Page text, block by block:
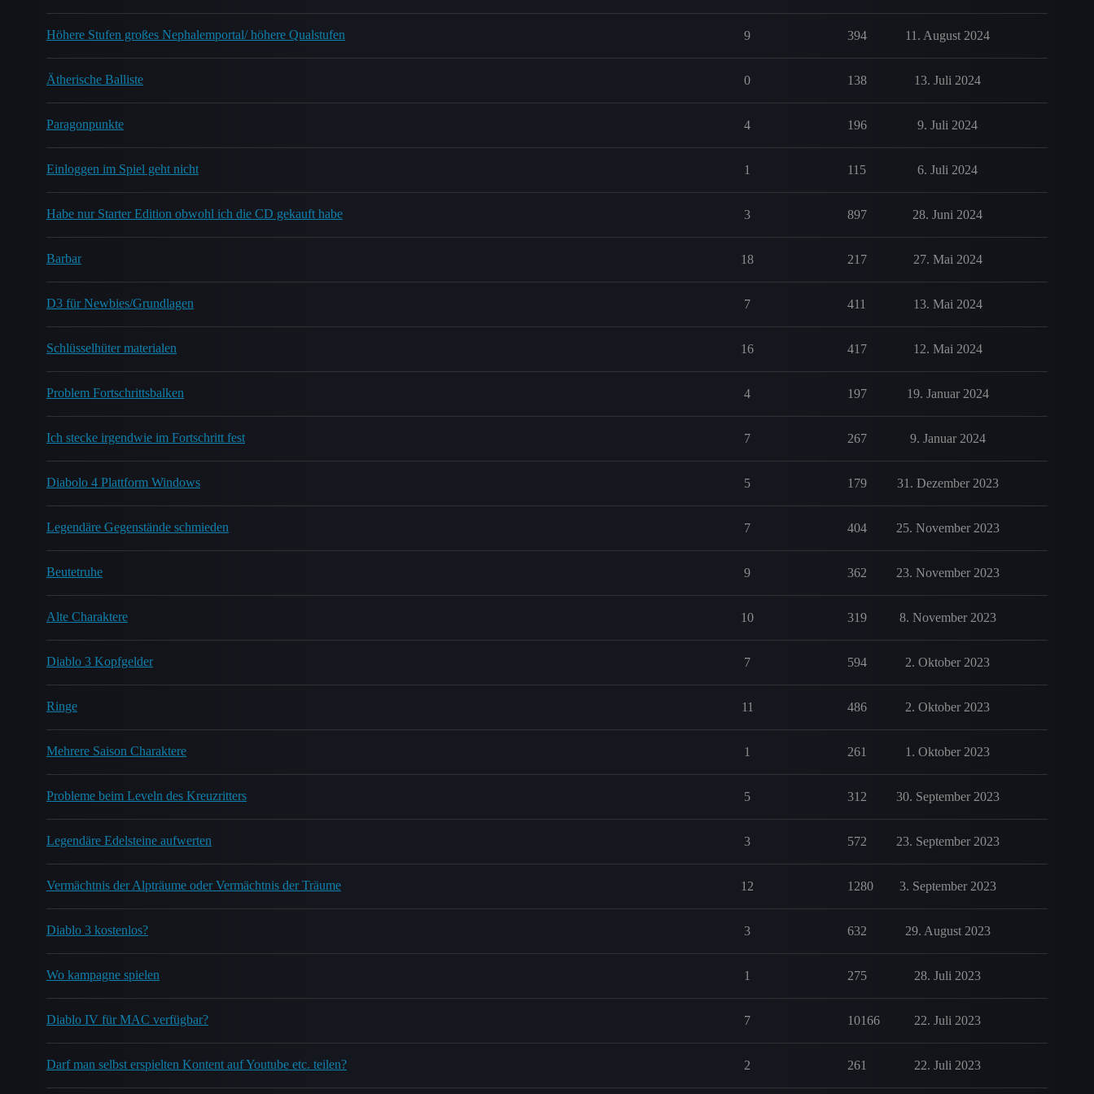
Höhere Stufen großes Nephalemportal/ höhere Qualstufen 9 394 11. August 2024
Ätherische Balliste 0 138 13. Juli 2024
Paragonpunkte 4 196 9. Juli 2024
Einloggen im Spiel geht nicht 1 115 6. Juli 2024
Habe nur Starter Edition obwohl ich die CD gekauft habe 3 897 28. Juni 2024
Barbar 18 217 27. Mai 2024
D3 für Newbies/Grundlagen 7 411 13. Mai 2024
Schlüsselhüter materialen 16 417 12. Mai 2024
Problem Fortschrittsbalken 4 197 19. Januar 2024
Ich stecke irgendwie im Fortschritt fest 7 267 9. Januar 2024
Diabolo 4 Plattform Windows 5 179 31. Dezember 2023
Legendäre Gegenstände schmieden 7 404 25. November 2023
Beutetruhe 9 362 23. November 2023
Alte Charaktere 10 319 8. November 2023
Diablo 3 Kopfgelder 7 594 2. Oktober 2023
Ringe 11 486 2. Oktober 2023
Mehrere Saison Charaktere 1 261 1. Oktober 2023
Probleme beim Leveln des Kreuzritters 5 312 30. September 2023
Legendäre Edelsteine aufwerten 3 572 23. September 2023
Vermächtnis der Alpträume oder Vermächtnis der Träume 12 1280 3. September 2023
Diablo 3 kostenlos? 3 632 29. August 2023
Wo kampagne spielen 1 275 28. Juli 2023
Diablo IV für MAC verfügbar? 7 10166 22. Juli 2023
Darf man selbst erspielten Kontent auf Youtube etc. teilen? 2 261 22. Juli 2023